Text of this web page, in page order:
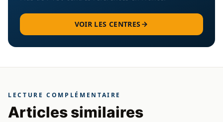
VOIR LES CENTRES
LECTURE COMPLÉMENTAIRE
Articles similaires